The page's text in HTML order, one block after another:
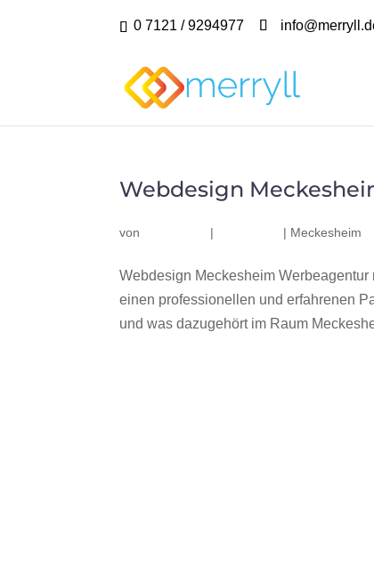
0 7121 / 9294977
Webdesign
von | | Meckesheim
Webdesign Meckesheim
einen professionellen und erfahrenen
und was dazugehört im Raum